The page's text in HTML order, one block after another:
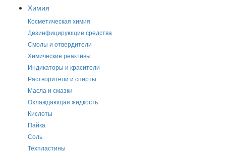
Химия
Косметическая химия
Дезинфицирующие средства
Смолы и отвердители
Химические реактивы
Индикаторы и красители
Растворители и спирты
Масла и смазки
Охлаждающая жидкость
Кислоты
Пайка
Соль
Техпластины